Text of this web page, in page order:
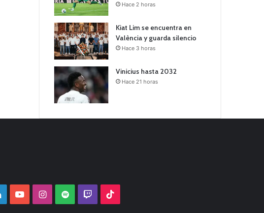
Hace 2 horas
Kiat Lim se encuentra en
València y guarda silencio
Hace 3 horas
Vinicius hasta 2032
Hace 21 horas
LinkedInYouTubeInstagram
Spotify Twitch